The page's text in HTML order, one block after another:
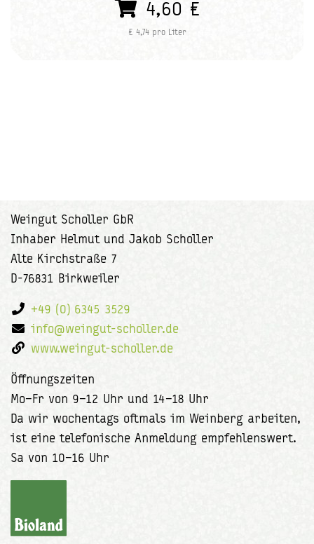
4,60 €
€ 4,74 pro Liter
Weingut Scholler GbR
Inhaber Helmut und Jakob Scholler
Alte Kirchstraße 7
D-76831 Birkweiler
+49 (0) 6345 3529
info@weingut-scholler.de
www.weingut-scholler.de
Öffnungszeiten
Mo–Fr von 9–12 Uhr und 14–18 Uhr
Da wir wochentags oftmals im Weinberg arbeiten,
ist eine telefonische Anmeldung empfehlenswert.
Sa von 10–16 Uhr